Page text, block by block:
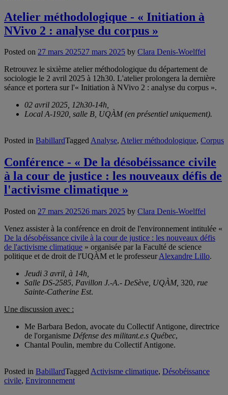
Atelier méthodologique - « Initiation à
NVivo 2 : analyse du corpus »
Posted on 27 mars 202527 mars 2025 by Clara Denis-Woelffel
Retrouvez le sixième atelier méthodologique du département de
sociologie le 2 avril 2025 à 12h30. L'atelier prolongera la dernière
séance et portera sur l'« Initiation à NVivo 2 : analyse du corpus ».
02 avril 2025, 12h30-14h,
Local A-1920, salle B, UQÀM (en présentiel uniquement).
Posted in BabillardTaggedAnalyse, Atelier méthodologique, Corpus
Conférence - « De la désobéissance civile
à la cour de justice : les nouveaux défis de
l'activisme climatique »
Posted on 27 mars 202526 mars 2025 by Clara Denis-Woelffel
Venez assister à la conférence en droit de l'environnement intitulée «
De la désobéissance civile à la cour de justice : les nouveaux défis
de l'activisme climatique » organisée par la Faculté de science
politique et de droit de l'UQÀM et le professeurAlexandre Lillo.
Jeudi 3 avril, à 14h,
Salle DS-2585, Pavillon J.-A.- DeSève, UQÀM, 320, rue
Sainte-Catherine Est.
Une discussion avec :
Me Barbara Bedon, avocate du Collectif Antigone, directrice
de l'organisme Défense des militant.e.s Québec,
Chantal Poulin, membre du Collectif Antigone.
Posted in BabillardTagged Activisme climatique, Désobéissance
civile, Environnement